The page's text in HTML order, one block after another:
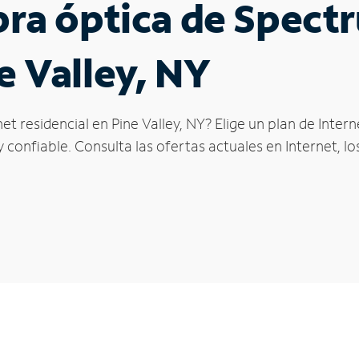
óptica de
Valley, NY
residencial en Pine Valley, NY? Elige un plan de
confiable. Consulta las ofertas actuales en Internet,